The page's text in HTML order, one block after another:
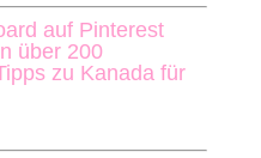
auf Pinterest
über 200
zu Kanada für